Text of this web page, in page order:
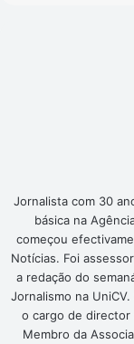
Jornalista com 30
básica na
começou
Notícias. Foi
a redação do
Jornalismo na
o cargo de director
Membro da